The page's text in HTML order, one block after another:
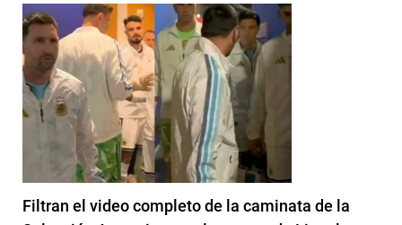
Filtran el video completo de la caminata de la